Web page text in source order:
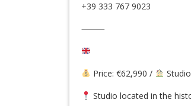
+39 333 767 9023
⸻
Price: €62,990 /
Studio located in the